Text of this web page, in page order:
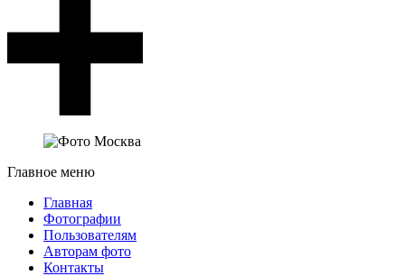
Главное меню
Главная
Фотографии
Пользователям
Авторам фото
Контакты